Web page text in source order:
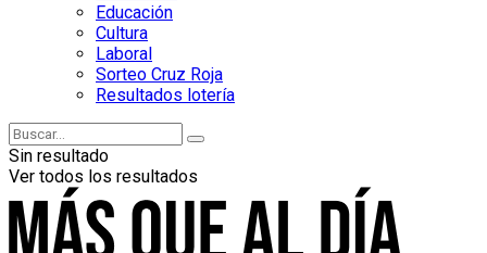
Educación
Cultura
Laboral
Sorteo Cruz Roja
Resultados lotería
Sin resultado
Ver todos los resultados